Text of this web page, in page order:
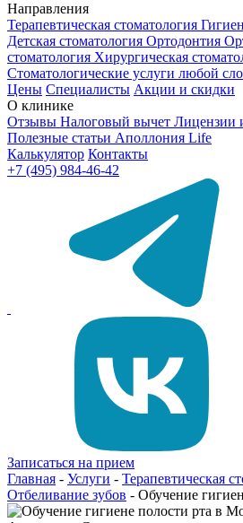
Направления
Терапевтическая стоматология
Детская стоматология Ортодонтия
стоматология Хирургическая
Стоматологические услуги любой
Цены Специалисты Акции и скидки
О клинике
Отзывы Налоговый вычет Лицензии
Полезные статьи Аполлония Life
Калькулятор Контакты
+7 (495) 984-46-42
Записаться на прием
Главная - Услуги - Терапевтическая
Отбеливание зубов - Обучение